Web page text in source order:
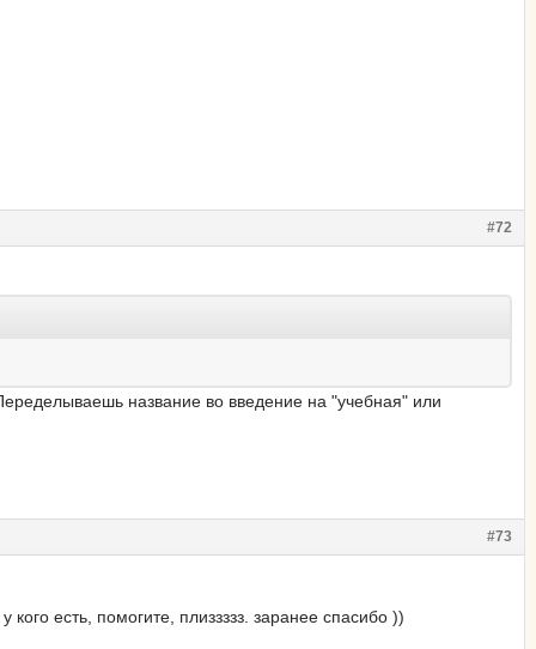
#72
название во введение на "учебная" или
#73
есть, помогите, плиззззз. заранее спасибо ))